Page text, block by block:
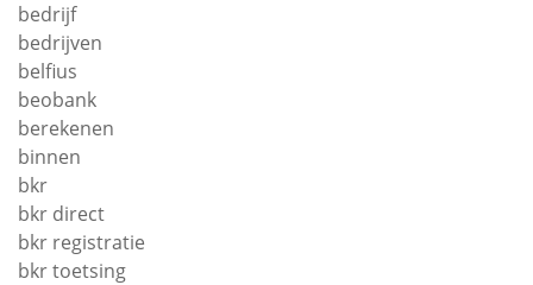
bedrijf
bedrijven
belfius
beobank
berekenen
binnen
bkr
bkr direct
bkr registratie
bkr toetsing